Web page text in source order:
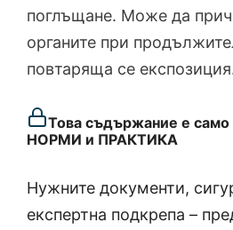
поглъщане. Може да
органите при
повтаряща се
Това съдържание е само
НОРМИ и ПРАКТИКА
Нужните документи,
експертна подкрепа –